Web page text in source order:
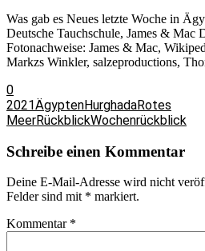
Was gab es Neues letzte Woche in
Deutsche Tauchschule, James & Mac
Fotonachweise: James & Mac,
Markzs Winkler, salzeproductions,
0
2021ÄgyptenHurghadaRotes
MeerRückblickWochenrückblick
Schreibe einen Kommentar
Deine E-Mail-Adresse wird nicht
Felder sind mit * markiert.
Kommentar *